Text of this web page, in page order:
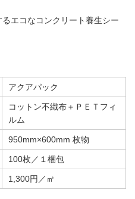
るエコなコンクリート養生シー
アクアパック
コットン不織布＋ＰＥＴフィ
ルム
950mm×600mm 枚物
100枚／１梱包
1,300円／㎡